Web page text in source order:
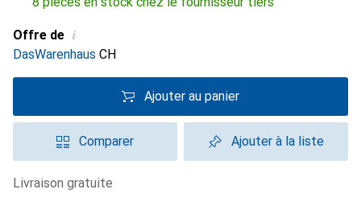
Offre de i
DasWarenhaus CH
Ajouter au panier
Comparer Ajouter à la liste
livraison gratuite